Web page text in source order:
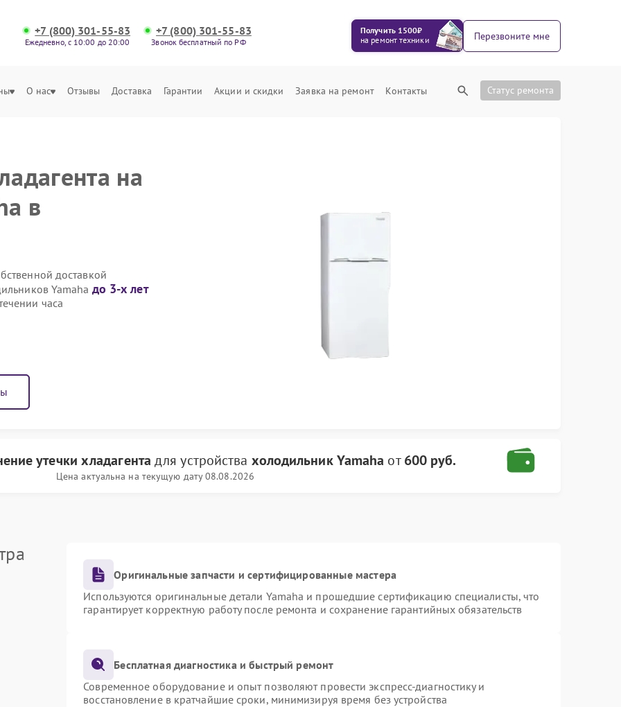
+7 (800) 301-55-83
Ежедневно, с 10:00 до 20:00
+7 (800) 301-55-83
Звонок бесплатный по РФ
Получить 1500₽
на ремонт техники
Перезвоните мне
О нас Отзывы Доставка Гарантии Акции и скидки Заявка на ремонт Контакты Статус ремонта
на
в
доставкой
Yamaha до 3-х лет
часа
утечки хладагента для устройства холодильник Yamaha от600 руб.
Цена актуальна на текущую дату 08.08.2026
Оригинальные запчасти и сертифицированные мастера
Используются оригинальные детали Yamaha и прошедшие сертификацию специалисты, что
гарантирует корректную работу после ремонта и сохранение гарантийных обязательств
Бесплатная диагностика и быстрый ремонт
Современное оборудование и опыт позволяют провести экспресс-диагностику и
восстановление в кратчайшие сроки, минимизируя время без устройства